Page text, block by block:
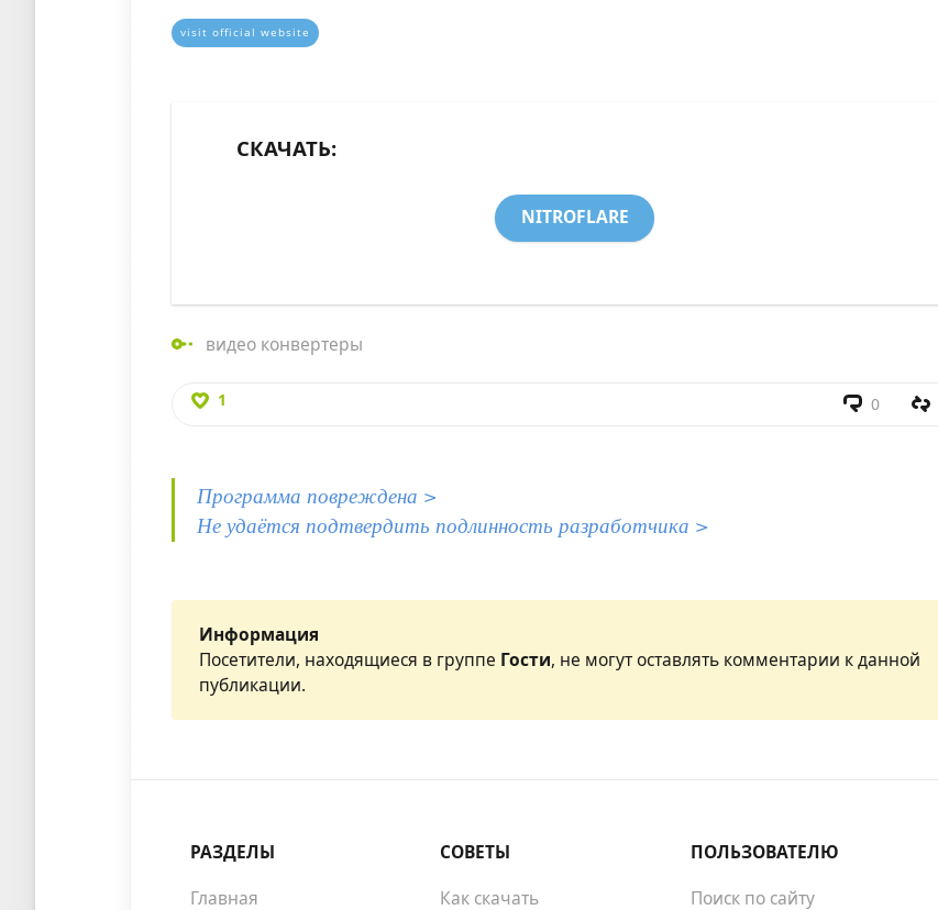
visit official website
СКАЧАТЬ:
NITROFLARE
видео конвертеры
1 0
Программа повреждена >
Не удаётся подтвердить подлинность разработчика >
Информация
Посетители, находящиеся в группе Гости, не могут оставлять комментарии к данной
публикации.
РАЗДЕЛЫ
Главная
СОВЕТЫ
Как скачать
ПОЛЬЗОВАТЕЛЮ
Поиск по сайту